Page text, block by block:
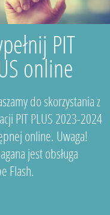
PIT
online
do skorzystania z
PIT PLUS 2023-2024
online. Uwaga!
jest obsługa
Flash.